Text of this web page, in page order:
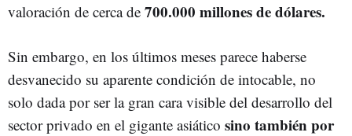
valoración de cerca de 700.000 millones de dólares.
Sin embargo, en los últimos meses parece haberse
desvanecido su aparente condición de intocable, no
solo dada por ser la gran cara visible del desarrollo del
sector privado en el gigante asiático sino también por